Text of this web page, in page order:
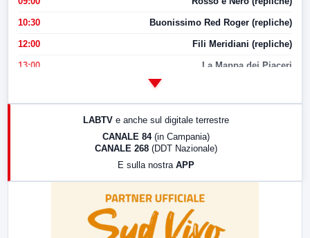
10:30 Buonissimo Red Roger (repliche)
12:00 Fili Meridiani (repliche)
13:00 La Mappa dei Piaceri
LABTV e anche sul digitale terrestre
CANALE 84 (in Campania)
CANALE 268 (DDT Nazionale)
E sulla nostra APP